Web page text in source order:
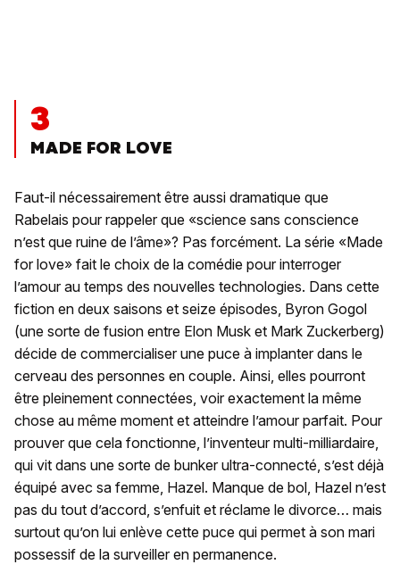
3
MADE FOR LOVE
Faut-il nécessairement être aussi dramatique que
Rabelais pour rappeler que «science sans conscience
n’est que ruine de l’âme»? Pas forcément. La série «Made
for love» fait le choix de la comédie pour interroger
l’amour au temps des nouvelles technologies. Dans cette
fiction en deux saisons et seize épisodes, Byron Gogol
(une sorte de fusion entre Elon Musk et Mark Zuckerberg)
décide de commercialiser une puce à implanter dans le
cerveau des personnes en couple. Ainsi, elles pourront
être pleinement connectées, voir exactement la même
chose au même moment et atteindre l’amour parfait. Pour
prouver que cela fonctionne, l’inventeur multi-milliardaire,
qui vit dans une sorte de bunker ultra-connecté, s’est déjà
équipé avec sa femme, Hazel. Manque de bol, Hazel n’est
pas du tout d’accord, s’enfuit et réclame le divorce… mais
surtout qu’on lui enlève cette puce qui permet à son mari
possessif de la surveiller en permanence.